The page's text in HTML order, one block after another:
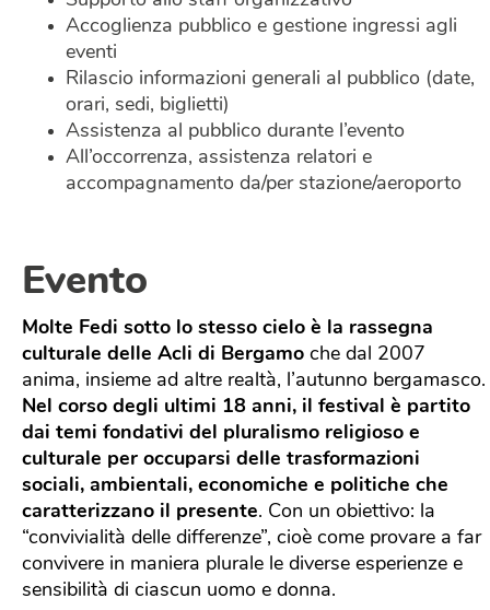
Accoglienza pubblico e gestione ingressi agli
eventi
Rilascio informazioni generali al pubblico (date,
orari, sedi, biglietti)
Assistenza al pubblico durante l’evento
All’occorrenza, assistenza relatori e
accompagnamento da/per stazione/aeroporto
Evento
Molte Fedi sotto lo stesso cielo è la rassegna
culturale delle Acli di Bergamo che dal 2007
anima, insieme ad altre realtà, l’autunno bergamasco.
Nel corso degli ultimi 18 anni, il festival è partito
dai temi fondativi del pluralismo religioso e
culturale per occuparsi delle trasformazioni
sociali, ambientali, economiche e politiche che
caratterizzano il presente. Con un obiettivo: la
“convivialità delle differenze”, cioè come provare a far
convivere in maniera plurale le diverse esperienze e
sensibilità di ciascun uomo e donna.